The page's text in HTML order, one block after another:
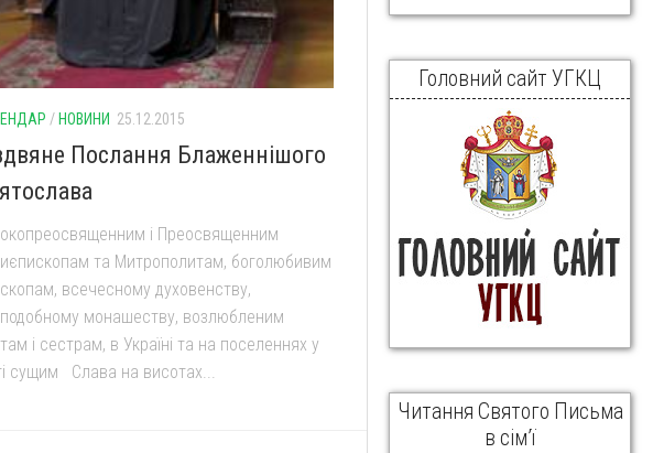
/ НОВИНИ 25.12.2015
Послання Блаженнішого
і Преосвященним
та Митрополитам, боголюбивим
всечесному духовенству,
монашеству, возлюбленим
і сестрам, в Україні та на поселеннях у
сущим Слава на висотах...
Головний сайт УГКЦ
Читання Святого Письма
в сім’ї